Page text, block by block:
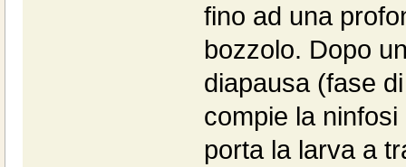
fino ad una
bozzolo. Dopo
diapausa (fase
compie la
porta la larva a